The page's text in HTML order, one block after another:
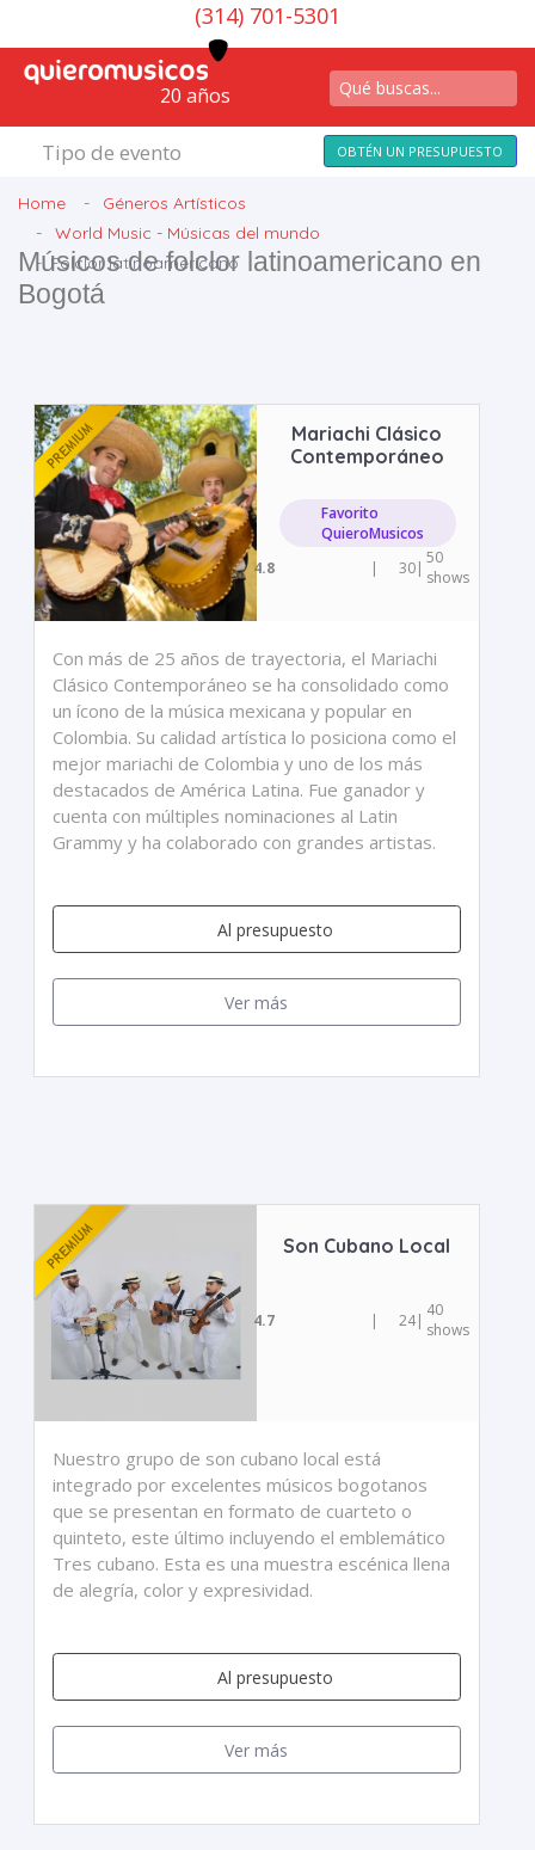
(314) 701-5301
20 años
Tipo de evento OBTÉN UN PRESUPUESTO
Home
Géneros Artísticos
World Music - Músicas del mundo
Folclor latinoamericano
Músicos de folclor latinoamericano en
Bogotá
Mariachi Clásico
Contemporáneo
Favorito
QuieroMusicos
4.8
| 30| 50
shows
Con más de 25 años de trayectoria, el Mariachi
Clásico Contemporáneo se ha consolidado como
un ícono de la música mexicana y popular en
Colombia. Su calidad artística lo posiciona como el
mejor mariachi de Colombia y uno de los más
destacados de América Latina. Fue ganador y
cuenta con múltiples nominaciones al Latin
Grammy y ha colaborado con grandes artistas.
Al presupuesto
Ver más
Son Cubano Local
4.7 | 24| 40
shows
Nuestro grupo de son cubano local está
integrado por excelentes músicos bogotanos
que se presentan en formato de cuarteto o
quinteto, este último incluyendo el emblemático
Tres cubano. Esta es una muestra escénica llena
de alegría, color y expresividad.
Al presupuesto
Ver más